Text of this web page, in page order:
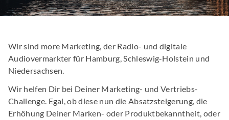
Wir sind more Marketing, der Radio- und digitale
Audiovermarkter für Hamburg, Schleswig-Holstein und
Niedersachsen.
Wir helfen Dir bei Deiner Marketing- und Vertriebs-
Challenge. Egal, ob diese nun die Absatzsteigerung, die
Erhöhung Deiner Marken- oder Produktbekanntheit, oder